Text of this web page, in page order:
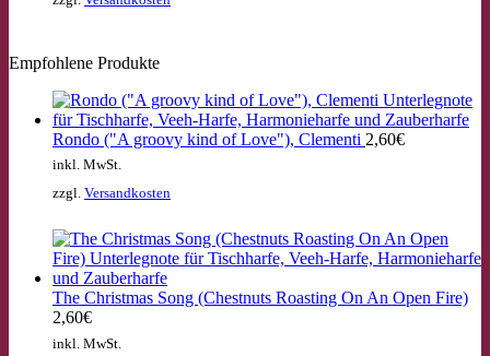
Empfohlene Produkte
Rondo ("A groovy kind of Love"), Clementi 2,60€
inkl. MwSt.
zzgl. Versandkosten
The Christmas Song (Chestnuts Roasting On An Open Fire)
2,60€
inkl. MwSt.